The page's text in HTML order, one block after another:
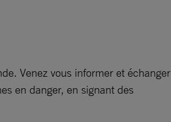
Venez vous informer et échanger
en danger, en signant des